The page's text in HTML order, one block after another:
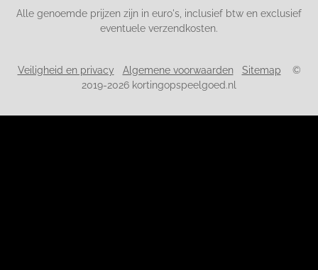
Alle genoemde prijzen zijn in euro's, inclusief btw en exclusief
eventuele verzendkosten.
Veiligheid en privacy Algemene voorwaarden Sitemap ©
2019-2026 kortingopspeelgoed.nl